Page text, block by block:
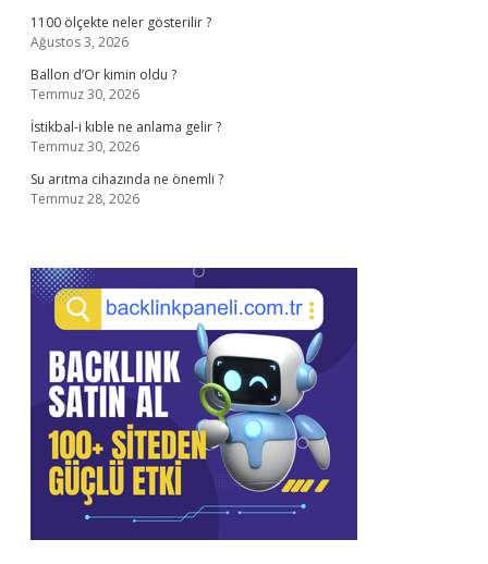
1100 ölçekte neler gösterilir ?
Ağustos 3, 2026
Ballon d’Or kimin oldu ?
Temmuz 30, 2026
İstikbal-i kıble ne anlama gelir ?
Temmuz 30, 2026
Su arıtma cihazında ne önemli ?
Temmuz 28, 2026